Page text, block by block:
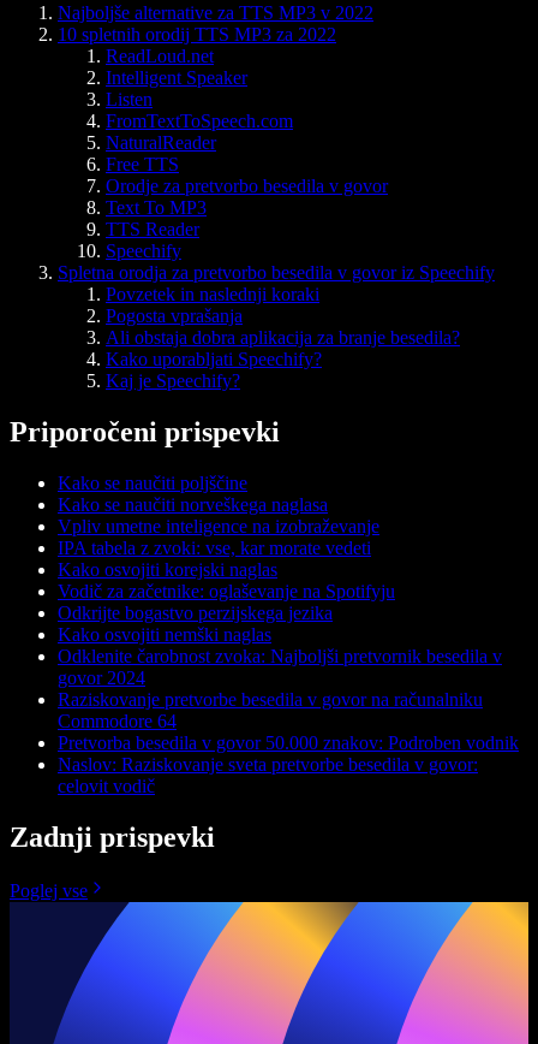
Najboljše alternative za TTS MP3 v 2022
10 spletnih orodij TTS MP3 za 2022
ReadLoud.net
Intelligent Speaker
Listen
FromTextToSpeech.com
NaturalReader
Free TTS
Orodje za pretvorbo besedila v govor
Text To MP3
TTS Reader
Speechify
Spletna orodja za pretvorbo besedila v govor iz Speechify
Povzetek in naslednji koraki
Pogosta vprašanja
Ali obstaja dobra aplikacija za branje besedila?
Kako uporabljati Speechify?
Kaj je Speechify?
Priporočeni prispevki
Kako se naučiti poljščine
Kako se naučiti norveškega naglasa
Vpliv umetne inteligence na izobraževanje
IPA tabela z zvoki: vse, kar morate vedeti
Kako osvojiti korejski naglas
Vodič za začetnike: oglaševanje na Spotifyju
Odkrijte bogastvo perzijskega jezika
Kako osvojiti nemški naglas
Odklenite čarobnost zvoka: Najboljši pretvornik besedila v
govor 2024
Raziskovanje pretvorbe besedila v govor na računalniku
Commodore 64
Pretvorba besedila v govor 50.000 znakov: Podroben vodnik
Naslov: Raziskovanje sveta pretvorbe besedila v govor:
celovit vodič
Zadnji prispevki
Poglej vse